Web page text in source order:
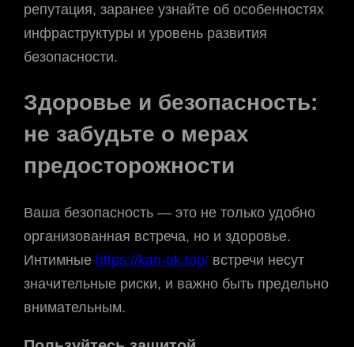
репутация, заранее узнайте об особенностях
инфраструктуры и уровень развития
безопасности.
Здоровье и безопасность:
не забудьте о мерах
предосторожности
Ваша безопасность — это не только удобно
организованная встреча, но и здоровье.
Интимные https://kan-ok.top/ встречи несут
значительные риски, и важно быть предельно
внимательным.